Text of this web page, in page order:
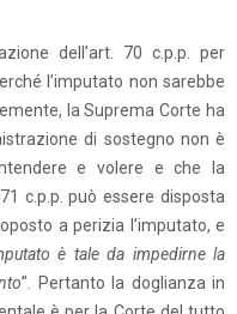
dell’art. 70 c.p.p. per
l’imputato non sarebbe
la Suprema Corte ha
di sostegno non è
e volere e che la
c.p.p. può essere disposta
a perizia l’imputato, e
è tale da impedirne la
”. Pertanto la doglianza in